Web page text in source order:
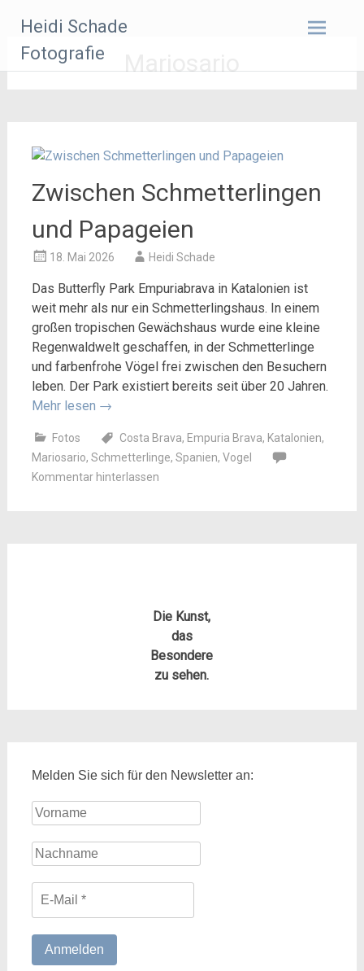
Inhalt
springen
Heidi Schade
Fotografie
Mariosario
Zwischen Schmetterlingen
und Papageien
18. Mai 2026 Heidi Schade
Das Butterfly Park Empuriabrava in Katalonien ist
weit mehr als nur ein Schmetterlingshaus. In einem
großen tropischen Gewächshaus wurde eine kleine
Regenwaldwelt geschaffen, in der Schmetterlinge
und farbenfrohe Vögel frei zwischen den Besuchern
leben. Der Park existiert bereits seit über 20 Jahren.
Mehr lesen →
Fotos Costa Brava, Empuria Brava, Katalonien,
Mariosario, Schmetterlinge, Spanien, Vogel
Kommentar hinterlassen
Die Kunst,
das
Besondere
zu sehen.
Melden Sie sich für den Newsletter an: